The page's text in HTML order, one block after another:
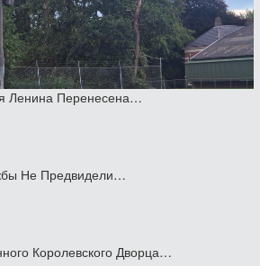
Ленина Перенесена…
Не Предвидели…
Королевского Дворца…